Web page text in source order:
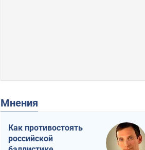
Мнения
Как противостоять
российской